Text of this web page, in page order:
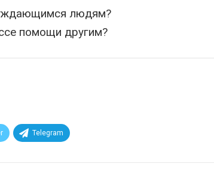
людям?
помощи другим?
Telegram